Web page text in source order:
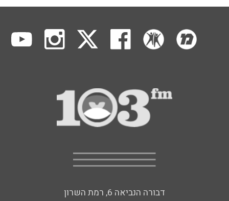
דבורה הנביאה 6, רמת השרון